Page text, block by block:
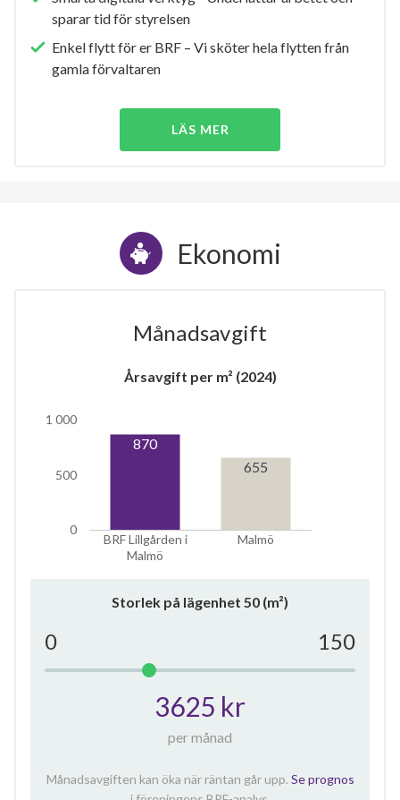
sparar tid för styrelsen
Enkel flytt för er BRF – Vi sköter hela flytten från
gamla förvaltaren
LÄS MER
Ekonomi
Månadsavgift
Årsavgift per m² (2024)
BRF Lillgården i
Malmö
Malmö
0
500
1 000
870
655
Storlek på lägenhet 50 (m²)
0 150
3625 kr
per månad
Månadsavgiften kan öka när räntan går upp. Se prognos